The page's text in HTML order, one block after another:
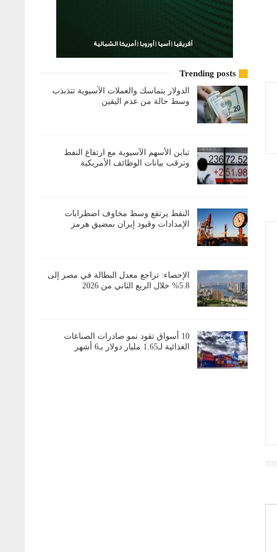
Trending posts
الدولار يتماسك والعملات الآسيوية تتذبذب
وسط حالة من عدم اليقين
تباين الأسهم الآسيوية مع ارتفاع النفط
وترقب بيانات الوظائف الأمريكية
النفط يرتفع وسط مخاوف اضطرابات
الإمدادات وقيود إيران بمضيق هرمز
الإحصاء: تراجع معدل البطالة في مصر إلى
5.8% خلال الربع الثاني من 2026
10 أسواق تقود نمو صادرات الصناعات
الغذائية لـ1.65 مليار دولار بـ6 أشهر